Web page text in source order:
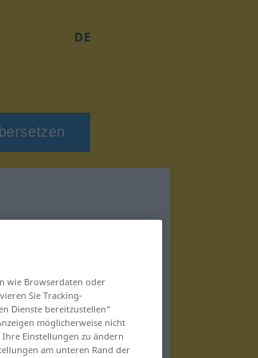
DE
wie Browserdaten oder
Sie Tracking-
Dienste bereitzustellen“
möglicherweise nicht
Einstellungen zu ändern
am unteren Rand der